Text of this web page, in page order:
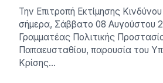
Την Επιτροπή Εκτίμησης
σήμερα, Σάββατο 08 Αυγούστου
Γραμματέας Πολιτικής
Παπαευσταθίου, παρουσία του
Κρίσης…